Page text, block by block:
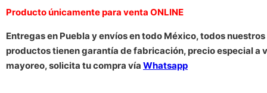
Producto únicamente para venta ONLINE
Entregas en Puebla y envíos en todo México, todos nuestros
productos tienen garantía de fabricación, precio especial a
mayoreo, solicita tu compra vía Whatsapp